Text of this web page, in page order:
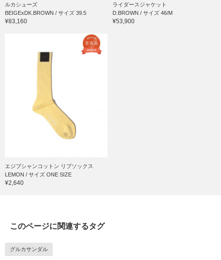
ルカシューズ
BEIGExDK.BROWN / サイズ 39.5
¥83,160
ライダースジャケット
D.BROWN / サイズ 46/M
¥53,900
エジプシャンコットン リブソックス
LEMON / サイズ ONE SIZE
¥2,640
このページに関連するタグ
グルカサンダル